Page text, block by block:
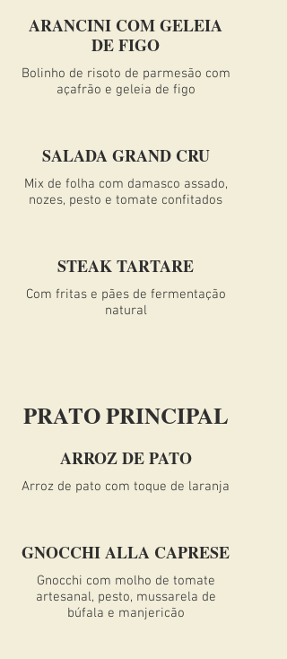
ARANCINI COM GELEIA
DE FIGO
Bolinho de risoto de parmesão com
açafrão e geleia de figo
SALADA GRAND CRU
Mix de folha com damasco assado,
nozes, pesto e tomate confitados
STEAK TARTARE
Com fritas e pães de fermentação
natural
PRATO PRINCIPAL
ARROZ DE PATO
Arroz de pato com toque de laranja
GNOCCHI ALLA CAPRESE
Gnocchi com molho de tomate
artesanal, pesto, mussarela de
búfala e manjericão